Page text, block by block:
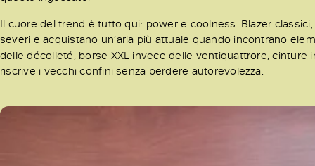
Il cuore del trend è tutto qui: power e coolness. Blazer
severi e acquistano un’aria più attuale quando incontrano
delle décolleté, borse XXL invece delle ventiquattrore,
riscrive i vecchi confini senza perdere autorevolezza.